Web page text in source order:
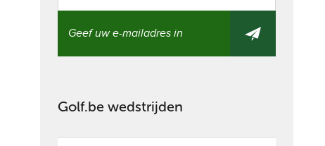
Golf.be wedstrijden